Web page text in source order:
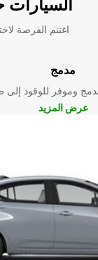
اغتنم الفرصة
مدمج
وموفر للوقود إلى
عرض المزيد